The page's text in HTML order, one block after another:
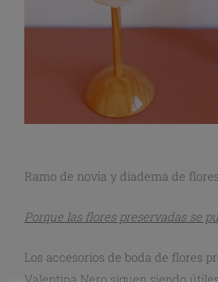
Ramo de novia y diadema de
Porque las flores preservadas se
Los accesorios de boda de flores